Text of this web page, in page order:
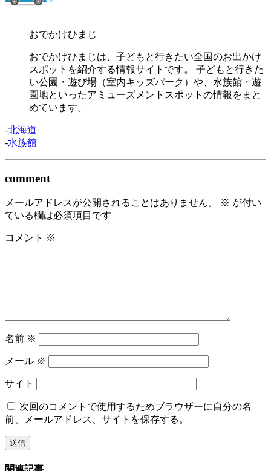
おでかけひまじ
おでかけひまじは、子どもと行きたい全国のお出かけ
スポットを紹介する情報サイトです。 子どもと行きた
い公園・遊び場（室内キッズパーク）や、水族館・遊
園地といったアミューズメントスポットの情報をまと
めています。
-北海道
-水族館
comment
メールアドレスが公開されることはありません。 ※ が付い
ている欄は必須項目です
コメント ※
名前 ※
メール ※
サイト
次回のコメントで使用するためブラウザーに自分の名
前、メールアドレス、サイトを保存する。
関連記事